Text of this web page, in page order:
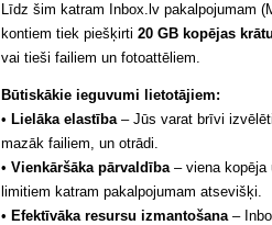
Līdz šim katram Inbox.lv pakalpojumam
kontiem tiek piešķirti 20 GB kopējas
vai tieši failiem un fotoattēliem.
Būtiskākie ieguvumi lietotājiem:
• Lielāka elastība– Jūs varat brīvi
mazāk failiem, un otrādi.
• Vienkāršāka pārvaldība– viena kopēja
limitiem katram pakalpojumam atsevišķi.
• Efektīvāka resursu izmantošana–